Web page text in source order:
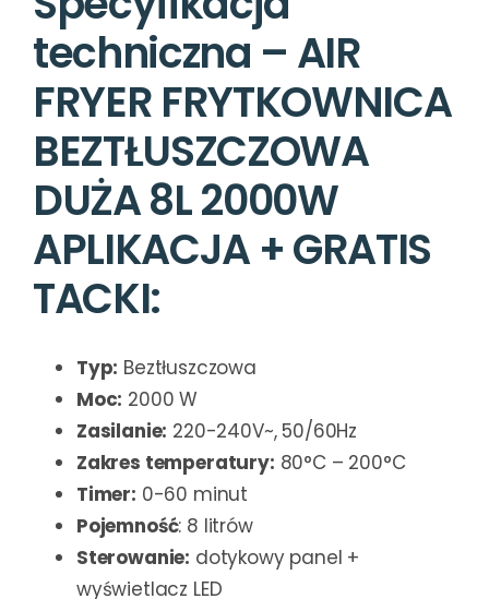
techniczna – AIR
FRYER FRYTKOWNICA
BEZTŁUSZCZOWA
DUŻA 8L 2000W
APLIKACJA + GRATIS
TACKI:
Typ: Beztłuszczowa
Moc: 2000 W
Zasilanie: 220-240V~, 50/60Hz
Zakres temperatury: 80°C – 200°C
Timer: 0-60 minut
Pojemność: 8 litrów
Sterowanie: dotykowy panel +
wyświetlacz LED